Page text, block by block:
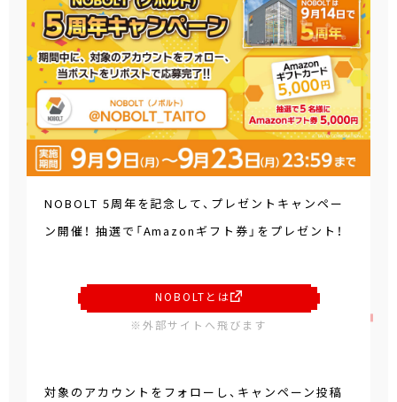
NOBOLT 5周年を記念して、プレゼントキャンペー
ン開催！ 抽選で「Amazonギフト券」をプレゼント！
NOBOLTとは
※外部サイトへ飛びます
対象のアカウントをフォローし、キャンペーン投稿